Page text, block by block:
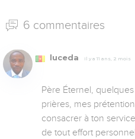
6 commentaires
luceda Il y a 11 ans, 2 mois
Père Éternel,
prières, mes
consacrer à ton
de tout effort